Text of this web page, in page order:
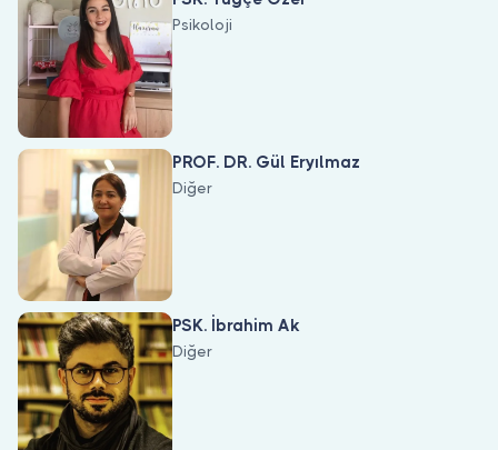
Psikoloji
PROF. DR. Gül Eryılmaz
Diğer
PSK. İbrahim Ak
Diğer